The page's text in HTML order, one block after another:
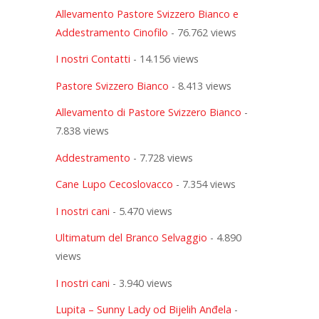
Allevamento Pastore Svizzero Bianco e
Addestramento Cinofilo - 76.762 views
I nostri Contatti - 14.156 views
Pastore Svizzero Bianco - 8.413 views
Allevamento di Pastore Svizzero Bianco -
7.838 views
Addestramento - 7.728 views
Cane Lupo Cecoslovacco - 7.354 views
I nostri cani - 5.470 views
Ultimatum del Branco Selvaggio - 4.890
views
I nostri cani - 3.940 views
Lupita – Sunny Lady od Bijelih Anđela -